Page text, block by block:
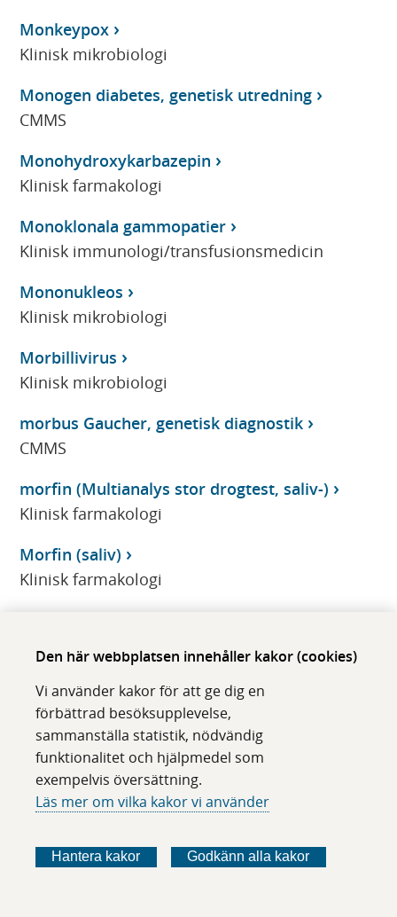
Den här webbplatsen innehåller kakor (cookies)
Vi använder kakor för att ge dig en
förbättrad besöksupplevelse,
sammanställa statistik, nödvändig
funktionalitet och hjälpmedel som
exempelvis översättning.
Läs mer om vilka kakor vi använder
Hantera kakor Godkänn alla kakor
Monkeypox
Klinisk mikrobiologi
Monogen diabetes, genetisk utredning
CMMS
Monohydroxykarbazepin
Klinisk farmakologi
Monoklonala gammopatier
Klinisk immunologi/transfusionsmedicin
Mononukleos
Klinisk mikrobiologi
Morbillivirus
Klinisk mikrobiologi
morbus Gaucher, genetisk diagnostik
CMMS
morfin (Multianalys stor drogtest, saliv-)
Klinisk farmakologi
Morfin (saliv)
Klinisk farmakologi
Klinisk farmakologi
Morfin, U-
Klinisk farmakologi
Morquio A
CMMS
Morquios sjukdom typ A, genetisk diagnostik
CMMS